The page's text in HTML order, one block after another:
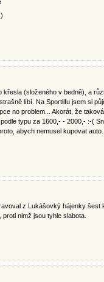
(složeného v bedně), a
líbí. Na Sportlifu jsem si
no problem... Akorát, že
typu za 1600,- - 2000,- :-(
abych nemusel kupovat auto.
z Lukášovký hájenky šest
nimž jsou tyhle slabota.